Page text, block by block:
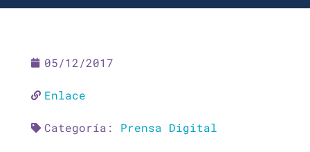
05/12/2017
Enlace
Categoría: Prensa Digital